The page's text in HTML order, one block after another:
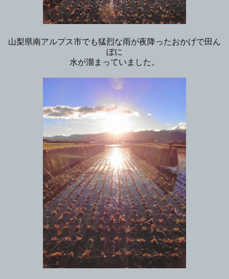
山梨県南アルプス市でも猛烈な雨が夜降ったおかげで田ん
ぼに
水が溜まっていました。